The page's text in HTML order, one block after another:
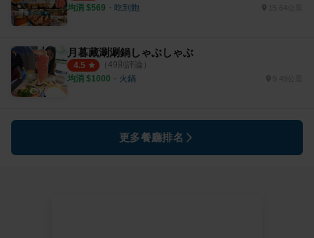
均消 $569 ・ 吃到飽 15.64公里
月暮藏涮涮鍋しゃぶしゃぶ
4.5 （ 49則評論）
均消 $1000 ・ 火鍋 9.49公里
更多餐廳排名